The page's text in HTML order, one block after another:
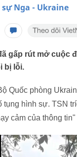
Nga - Ukraine
gấp rút mở cuộc
bị lỗi.
Quốc phòng
tụng hình sự. TSN
cảm của thông